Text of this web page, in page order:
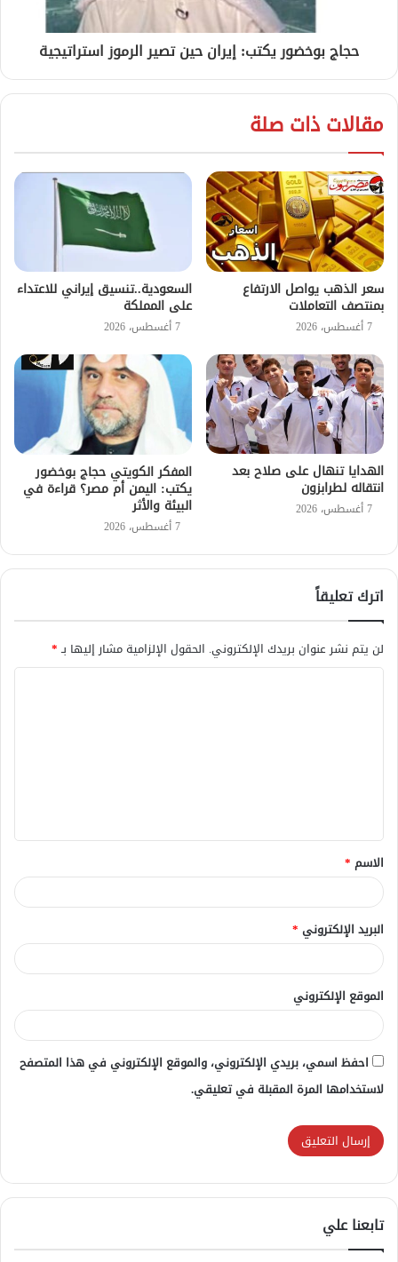
حجاج بوخضور يكتب: إيران حين تصير الرموز استراتيجية
مقالات ذات صلة
سعر الذهب يواصل الارتفاع
بمنتصف التعاملات
7 أغسطس، 2026
السعودية..تنسيق إيراني للاعتداء
على المملكة
7 أغسطس، 2026
الهدايا تنهال على صلاح بعد
انتقاله لطرابزون
7 أغسطس، 2026
المفكر الكويتي حجاج بوخضور
يكتب: اليمن أم مصر؟ قراءة في
البيئة والأثر
7 أغسطس، 2026
اترك تعليقاً
لن يتم نشر عنوان بريدك الإلكتروني. الحقول الإلزامية مشار إليها بـ*
ق
*
الاسم *
البريد الإلكتروني *
الموقع الإلكتروني
احفظ اسمي، بريدي الإلكتروني، والموقع الإلكتروني في هذا المتصفح
لاستخدامها المرة المقبلة في تعليقي.
تابعنا علي